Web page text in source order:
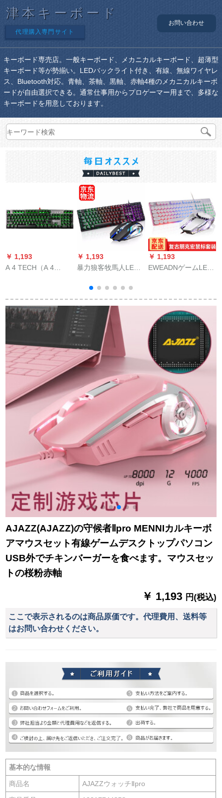
津本キーボード
代理購入専門サイト
お問い合わせ
キーボード専売店。一般キーボード、メカニカルキーボード、超薄型
キーボード等が勢揃い。LEDバックライト付き、有線、無線ワイヤレ
ス、Bluetooth対応。青軸、茶軸、黒軸、赤軸4種のメカニカルキーボ
ードが自由選択できる。通常仕事用からプロゲーマー用まで、多様な
キーボードを用意しております。
￥ 1,193
A 4 TECH（A 4
￥ 1,193
暴力狼客牧馬人LED
マウスセット有線浮
遊機械手触りキーマ
ウスセットデスクト
ップパソコンノート
の外にUSBキーボー
ドGX 50の黒いレイ
ンボーキーボード+牧
馬人金属ベースマウ
スを接続します。
￥ 1,193
EWEADNゲームLED
ックスボックスボッ
クスボックスボック
スボックスボックス
ボックスボックスボ
ックスボックスボッ
クスの外にパンパン
のノートUSB接続し
ます。キーボンドの
白いレンボンボン＋G
9マルコプログラミー
銀色マーズ
AJAZZ(AJAZZ)の守候者Ⅱpro MENNIカルキーボ
アマウスセット有線ゲームデスクトップパソコン
USB外でチキンバーガーを食べます。マウスセッ
トの桜粉赤軸
￥ 1,193 円(税込)
ここで表示されるのは商品原価です。代理費用、送料等
はお問い合わせください。
基本的な情報
商品名 AJAZZウォッチⅡpro